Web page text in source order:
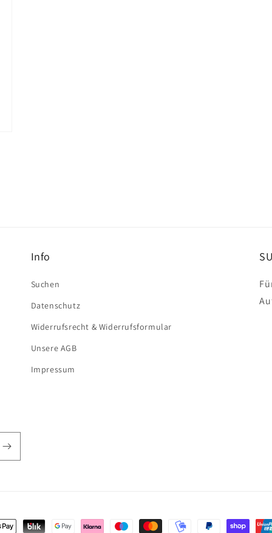
Info
Suchen
Datenschutz
Widerrufsrecht & Widerrufsformular
Unsere AGB
Impressum